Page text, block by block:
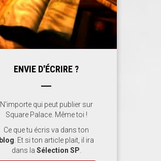
ENVIE D'ÉCRIRE ?
N'importe qui peut publier sur
Square Palace. Même toi !
Ce que tu écris va dans ton
blog . Et si ton article plait, il ira
dans la Sélection SP